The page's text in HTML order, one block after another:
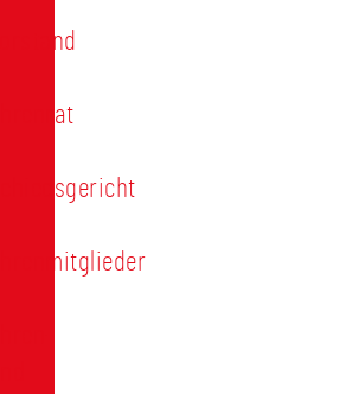
Vorstand
Ehrenrat
Schiedsgericht
Ehrenmitglieder